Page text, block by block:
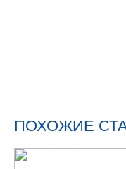
ПОХОЖИЕ